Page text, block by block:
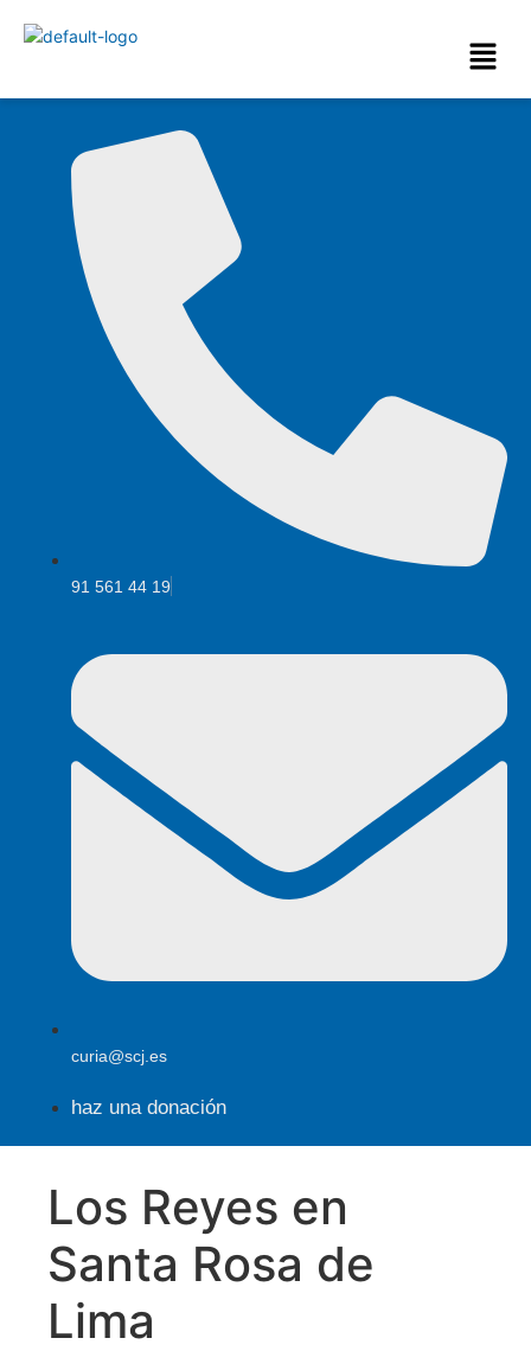
91 561 44 19
curia@scj.es
haz una donación
Los Reyes en
Santa Rosa de
Lima